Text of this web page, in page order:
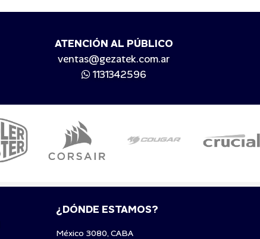
ATENCIÓN AL PÚBLICO
ventas@gezatek.com.ar
1131342596
¿DÓNDE ESTAMOS?
México 3080, CABA